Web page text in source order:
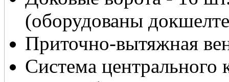
(оборудованы
Приточно-вытяжная
Система центрального